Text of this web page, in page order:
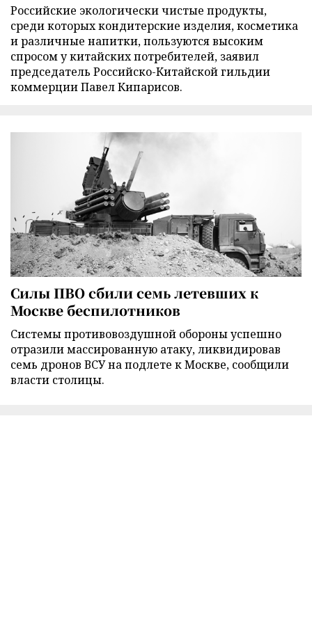
Российские экологически чистые продукты,
среди которых кондитерские изделия, косметика
и различные напитки, пользуются высоким
спросом у китайских потребителей, заявил
председатель Российско-Китайской гильдии
коммерции Павел Кипарисов.
Силы ПВО сбили семь летевших к
Москве беспилотников
Cистемы противовоздушной обороны успешно
отразили массированную атаку, ликвидировав
семь дронов ВСУ на подлете к Москве, сообщили
власти столицы.